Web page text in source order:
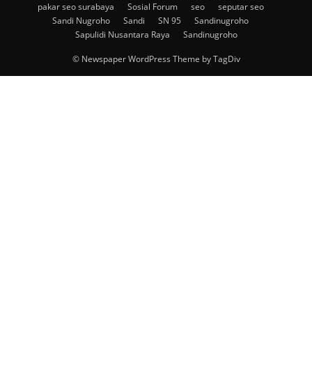
pakar seo surabaya
Sosial Forum seo
seputar seo
Sandi Nugroho
Sandi SN 95
Sandinugroho
Sapulidi Nusantara Raya
Sandinugroho
© Newspaper WordPress Theme by TagDiv